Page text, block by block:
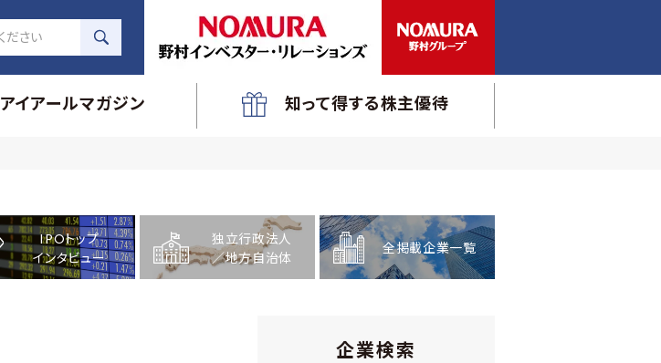
アイアールマガジン 知って得する株主優待
IPOトップ
インタビュー
独立行政法人
／地方自治体
全掲載企業一覧
企業検索